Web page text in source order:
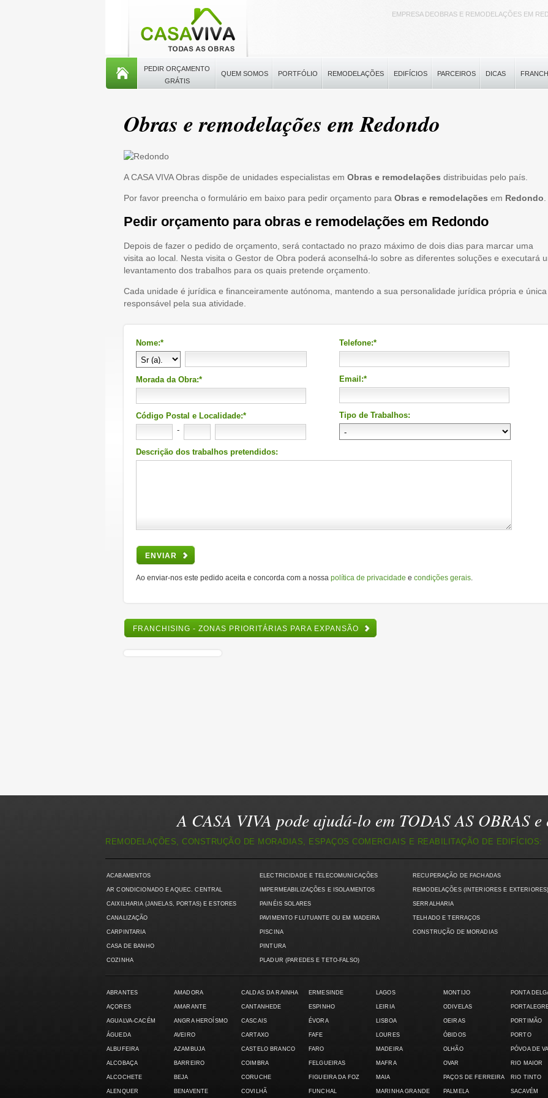
EMPRESA DEOBRAS E REMODELAÇÕES EM
PEDIR ORÇAMENTO
GRÁTIS
QUEM SOMOS PORTFÓLIO REMODELAÇÕES EDIFÍCIOS PARCEIROS DICAS
Obras e remodelações em Redondo
A CASA VIVA Obras dispõe de unidades especialistas em Obras e remodelações distribuidas pelo país.
Por favor preencha o formulário em baixo para pedir orçamento para Obras e remodelações em Redondo
Pedir orçamento para obras e remodelações em Redondo
Depois de fazer o pedido de orçamento, será contactado no prazo máximo de dois dias para marcar uma
visita ao local. Nesta visita o Gestor de Obra poderá aconselhá-lo sobre as diferentes soluções e executará
levantamento dos trabalhos para os quais pretende orçamento.
Cada unidade é jurídica e financeiramente autónoma, mantendo a sua personalidade jurídica própria e única
responsável pela sua atividade.
Nome:*
Morada da Obra:*
Código Postal e Localidade:*
-
Telefone:*
Email:*
Tipo de Trabalhos:
Descrição dos trabalhos pretendidos:
ENVIAR
Ao enviar-nos este pedido aceita e concorda com a nossa política de privacidade e condições gerais
FRANCHISING - ZONAS PRIORITÁRIAS PARA EXPANSÃO
A CASA VIVA pode ajudá-lo em TODAS AS OBRAS
REMODELAÇÕES, CONSTRUÇÃO DE MORADIAS, ESPAÇOS COMERCIAIS E REABILITAÇÃO DE EDIFÍCIOS:
ACABAMENTOS
AR CONDICIONADO E AQUEC. CENTRAL
CAIXILHARIA (JANELAS, PORTAS) E ESTORES
CANALIZAÇÃO
CARPINTARIA
CASA DE BANHO
COZINHA
ELECTRICIDADE E TELECOMUNICAÇÕES
IMPERMEABILIZAÇÕES E ISOLAMENTOS
PAINÉIS SOLARES
PAVIMENTO FLUTUANTE OU EM MADEIRA
PISCINA
PINTURA
PLADUR (PAREDES E TETO-FALSO)
RECUPERAÇÃO DE FACHADAS
REMODELAÇÕES (INTERIORES E EXTERIORES)
SERRALHARIA
TELHADO E TERRAÇOS
CONSTRUÇÃO DE MORADIAS
ABRANTES
AÇORES
AGUALVA-CACÉM
ÁGUEDA
ALBUFEIRA
ALCOBAÇA
ALCOCHETE
ALENQUER
AMADORA
AMARANTE
ANGRA HEROÍSMO
AVEIRO
AZAMBUJA
BARREIRO
BEJA
BENAVENTE
CALDAS DA RAINHA
CANTANHEDE
CASCAIS
CARTAXO
CASTELO BRANCO
COIMBRA
CORUCHE
COVILHÃ
ERMESINDE
ESPINHO
ÉVORA
FAFE
FARO
FELGUEIRAS
FIGUEIRA DA FOZ
FUNCHAL
LAGOS
LEIRIA
LISBOA
LOURES
MADEIRA
MAFRA
MAIA
MARINHA GRANDE
MONTIJO
ODIVELAS
OEIRAS
ÓBIDOS
OLHÃO
OVAR
PAÇOS DE FERREIRA
PALMELA
PONTA
PORTIMÃO
PORTO
PÓVOA DE
RIO MAIOR
RIO TINTO
SACAVÉM